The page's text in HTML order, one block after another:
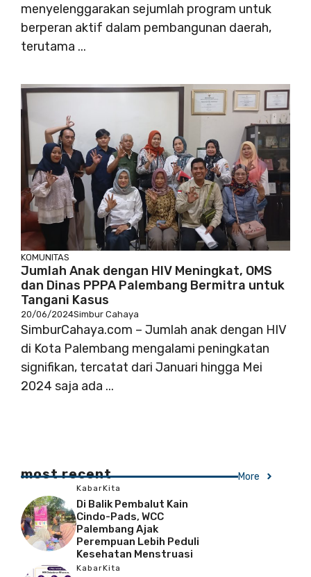
menyelenggarakan sejumlah program untuk
berperan aktif dalam pembangunan daerah,
terutama ...
KOMUNITAS
Jumlah Anak dengan HIV Meningkat, OMS
dan Dinas PPPA Palembang Bermitra untuk
Tangani Kasus
20/06/2024Simbur Cahaya
SimburCahaya.com – Jumlah anak dengan HIV
di Kota Palembang mengalami peningkatan
signifikan, tercatat dari Januari hingga Mei
2024 saja ada ...
most recent More
KabarKita
Di Balik Pembalut Kain
Cindo-Pads, WCC
Palembang Ajak
Perempuan Lebih Peduli
Kesehatan Menstruasi
KabarKita